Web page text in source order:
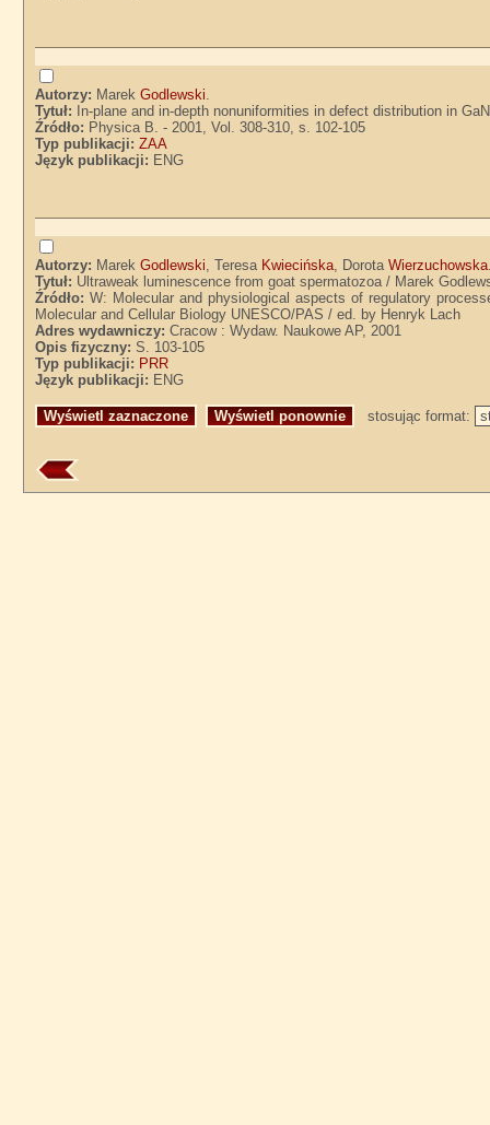
Autorzy: MarekGodlewski.
Tytuł:
In-plane and in-depth nonuniformities in defect distribution in
Źródło: Physica B. - 2001, Vol. 308-310, s. 102-105
Typ publikacji:ZAA
Język publikacji: ENG
Autorzy: MarekGodlewski, Teresa Kwiecińska, DorotaWierzuchowska
Tytuł: Ultraweak luminescence from goat spermatozoa / Marek
Źródło:W: Molecular and physiological aspects of regulatory
Molecular and Cellular Biology UNESCO/PAS / ed. by Henryk Lach
Adres wydawniczy:Cracow : Wydaw. Naukowe AP, 2001
Opis fizyczny:S. 103-105
Typ publikacji: PRR
Język publikacji: ENG
stosując format: